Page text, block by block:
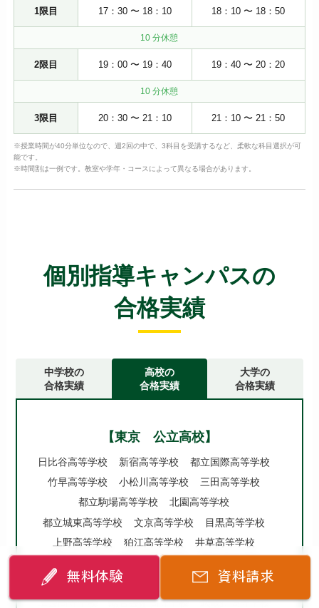
1限目 17：30 〜 18：10 18：10 〜 18：50
10 分休憩
2限目 19：00 〜 19：40 19：40 〜 20：20
10 分休憩
3限目 20：30 〜 21：10 21：10 〜 21：50
※授業時間が40分単位なので、週2回の中で、3科目を受講するなど、柔軟な科目選択が可
能です。
※時間割は一例です。教室や学年・コースによって異なる場合があります。
個別指導キャンパスの
合格実績
中学校の
合格実績
高校の
合格実績
大学の
合格実績
【東京 公立高校】
日比谷高等学校 新宿高等学校
都立国際高等学校
竹早高等学校
小松川高等学校
三田高等学校
都立駒場高等学校
北園高等学校
都立城東高等学校
文京高等学校
目黒高等学校
上野高等学校
狛江高等学校
井草高等学校
墨田川高等学校
江戸川高等学校
深川高等学校
工芸高等学校
総合芸術高等学校 武蔵丘高等学校
無料体験 資料請求